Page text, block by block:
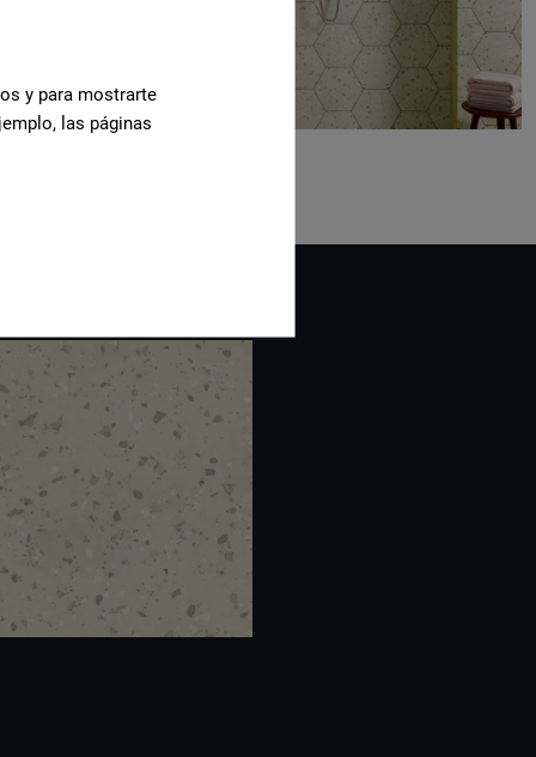
y para mostrarte
las páginas